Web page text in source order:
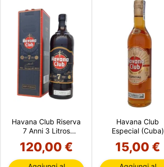
Havana Club Riserva
7 Anni 3 Litros
120,00 €
Havana Club
Especial (Cuba)
15,00 €